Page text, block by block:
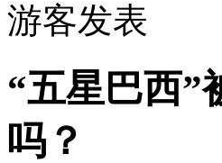
游客发表
“五星巴西”
吗？